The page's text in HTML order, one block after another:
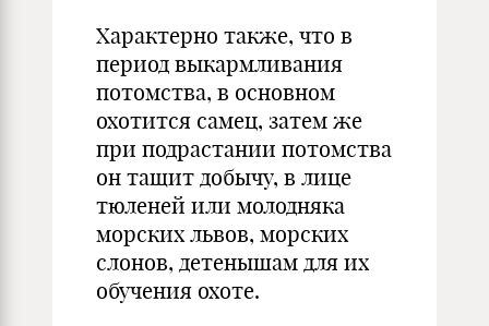
Характерно также, что в
период выкармливания
потомства, в основном
охотится самец, затем же
при подрастании потомства
он тащит добычу, в лице
тюленей или молодняка
морских львов, морских
слонов, детенышам для их
обучения охоте.